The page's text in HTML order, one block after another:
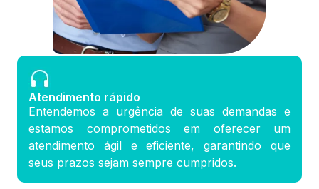
Atendimento rápido
Entendemos a urgência de suas demandas e
estamos comprometidos em oferecer um
atendimento ágil e eficiente, garantindo que
seus prazos sejam sempre cumpridos.